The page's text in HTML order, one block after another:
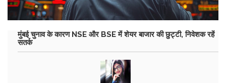
मुंबई चुनाव के कारण NSE और BSE में शेयर बाजार की छुट्टी, निवेशक रहें
सतर्क